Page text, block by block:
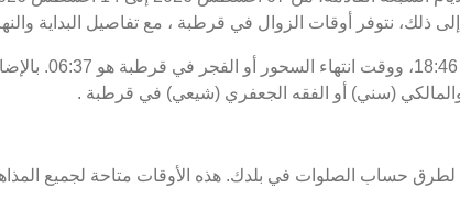
ذلك، نتوفر أوقات الزوال في قرطبة ، مع تفاصيل البداية
موعد غروب الشمس
(سني) أو الفقه الجعفري (شيعي) في قرطبة .
لطرق حساب الصلوات في بلدك. هذه الأوقات متاحة لجميع